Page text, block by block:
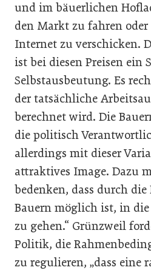
und im bäuerlichen
den Markt zu fahren oder
Internet zu verschicken.
ist bei diesen Preisen ein
Selbstausbeutung. Es
der tatsächliche
berechnet wird. Die
die politisch
allerdings mit dieser
attraktives Image. Dazu
bedenken, dass durch
Bauern möglich ist, in
zu gehen.“ Grünzweil
Politik, die
zu regulieren, „dass eine